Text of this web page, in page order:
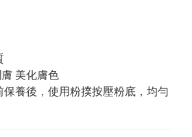
美化膚色
養後，使用粉撲按壓粉底，均勻